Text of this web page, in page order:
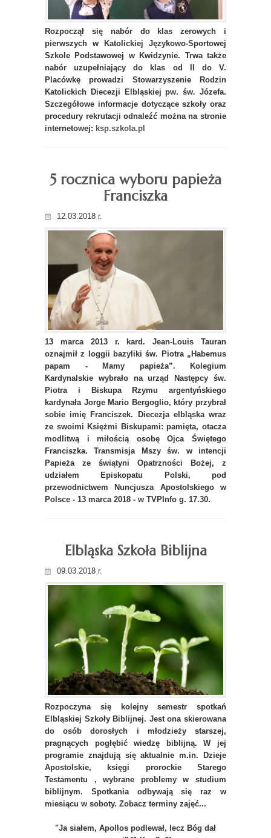
Rozpoczął się nabór do klas zerowych i
pierwszych w Katolickiej Językowo-Sportowej
Szkole Podstawowej w Kwidzynie. Trwa także
nabór uzupełniający do klas od II do V.
Placówkę prowadzi Stowarzyszenie Rodzin
Katolickich Diecezji Elbląskiej pw. św. Józefa.
Szczegółowe informacje dotyczące szkoły oraz
procedury rekrutacji odnaleźć można na stronie
internetowej: ksp.szkola.pl
5 rocznica wyboru papieża
Franciszka
12.03.2018 r.
13 marca 2013 r. kard. Jean-Louis Tauran
oznajmił z loggii bazyliki św. Piotra „Habemus
papam - Mamy papieża”. Kolegium
Kardynalskie wybrało na urząd Następcy św.
Piotra i Biskupa Rzymu argentyńskiego
kardynała Jorge Mario Bergoglio, który przybrał
sobie imię Franciszek. Diecezja elbląska wraz
ze swoimi Księżmi Biskupami: pamięta, otacza
modlitwą i miłością osobę Ojca Świętego
Franciszka. Transmisja Mszy św. w intencji
Papieża ze świątyni Opatrzności Bożej, z
udziałem Episkopatu Polski, pod
przewodnictwem Nuncjusza Apostolskiego w
Polsce - 13 marca 2018 - w TVPInfo g. 17.30.
Elbląska Szkoła Biblijna
09.03.2018 r.
Rozpoczyna się kolejny semestr spotkań
Elbląskiej Szkoły Biblijnej. Jest ona skierowana
do osób dorosłych i młodzieży starszej,
pragnących pogłębić wiedzę biblijną. W jej
programie znajdują się aktualnie m.in. Dzieje
Apostolskie, księgi prorockie Starego
Testamentu , wybrane problemy w studium
biblijnym. Spotkania odbywają się raz w
miesiącu w soboty. Zobacz terminy zajęć...
"Ja siałem, Apollos podlewał, lecz Bóg dał